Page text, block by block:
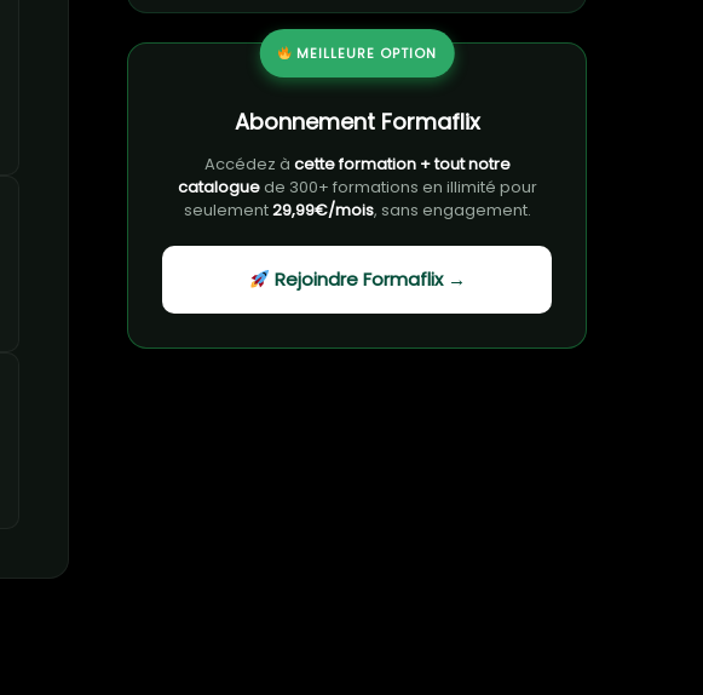
MEILLEURE OPTION
Abonnement Formaflix
Accédez à cette formation + tout notre
cataloguede 300+ formations en illimité pour
seulement29,99€/mois, sans engagement.
Rejoindre Formaflix →